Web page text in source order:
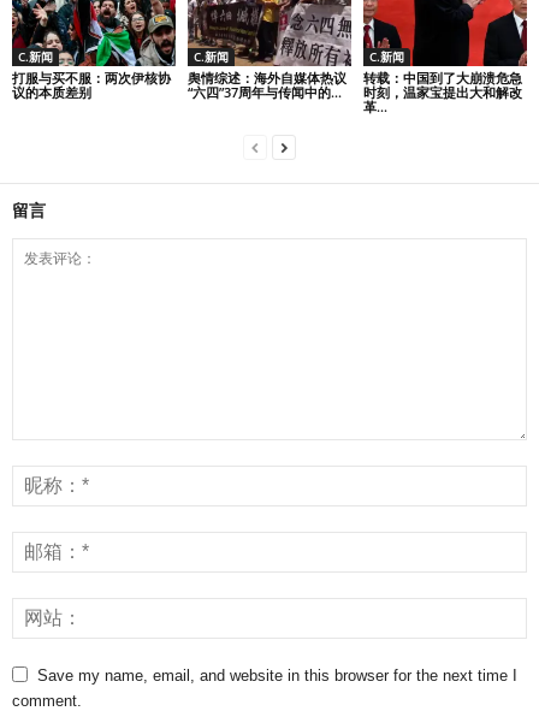
C.新闻
打服与买不服：两次伊核协
议的本质差别
C.新闻
舆情综述：海外自媒体热议
“六四”37周年与传闻中的...
C.新闻
转载：中国到了大崩溃危急
时刻，温家宝提出大和解改
革...
留言
Save my name, email, and website in this browser for the next time I
comment.